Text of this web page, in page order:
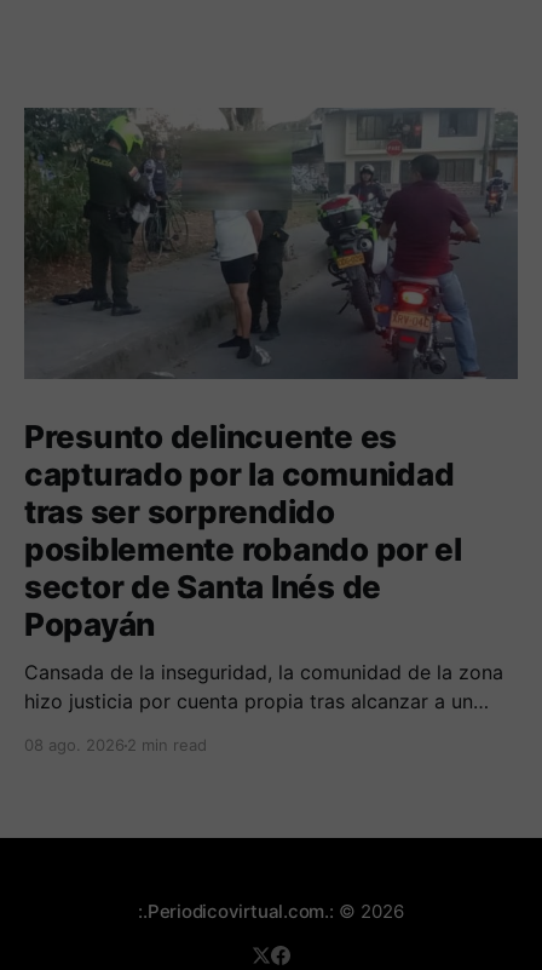
Presunto delincuente es
capturado por la comunidad
tras ser sorprendido
posiblemente robando por el
sector de Santa Inés de
Popayán
Cansada de la inseguridad, la comunidad de la zona
hizo justicia por cuenta propia tras alcanzar a un
comuna cuatro. La gente pedía que lo incineraran,
08 ago. 2026 2 min read
:.Periodicovirtual.com.: © 2026